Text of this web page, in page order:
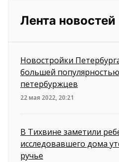
Лента новостей
Новостройки
большей
петербуржцев
22 мая 2022, 20:21
В Тихвине заметили
исследовавшего дома
ручье